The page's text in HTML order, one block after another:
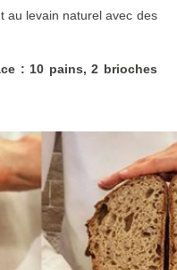
au levain naturel avec des
: 10 pains, 2 brioches